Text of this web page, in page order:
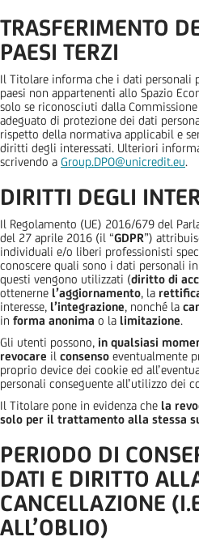
TRASFERIMENTO
PAESI TERZI
Il Titolare informa che i dati personali
paesi non appartenenti allo Spazio
solo se riconosciuti dalla
adeguato di protezione dei dati
rispetto della normativa applicabil e
diritti degli interessati. Ulteriori
scrivendo a Group.DPO@unicredit.eu.
DIRITTI DEGLI
Il Regolamento (UE) 2016/679 del
del 27 aprile 2016 (il “GDPR”)
individuali e/o liberi professionisti
conoscere quali sono i dati personali
questi vengono utilizzati (diritto di
ottenerne l’aggiornamento, la
interesse, l’integrazione, nonché la
in forma anonima o la limitazione.
Gli utenti possono, in qualsiasi
revocare il consenso eventualmente
proprio device dei cookie ed
personali conseguente all’utilizzo dei
Il Titolare pone in evidenza che la
solo per il trattamento alla stessa
PERIODO DI
DATI E DIRITTO
CANCELLAZIONE
ALL’OBLIO)